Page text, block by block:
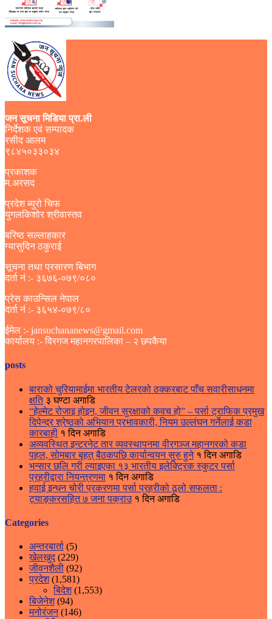
जन सूचना मिडिया प्रा.ली
निर्देशक एवं सम्पादक
रसीद आलम
९८४५०३३०३४
प्रकाशक
म.अरसद
प्रदेश ब्युरो चिफ
युगलकिशोर श्रीवास्तव
बरिष्ठ सल्लाहकार
ग्यासुदिन ठकुराई
सूचना तथा प्रसारण बिभाग
दर्ता नं :- ३६७६-०७९/०८०
प्रेस काउन्सिल नेपाल
दर्ता नं :- ३६५४-०७९/८०
ईमेल :- jansuchananews@gmail.com
कार्यालय :- विरगज महानगरपालिका – २ छपकैया
posts
बाराको चुरियामाईमा भारतीय टेलरको ठक्करबाट पाँच सवारीसाधनमा
क्षति ३ घण्टा अगाडि
“हेल्मेट रोजाइ होइन, जीवन सुरक्षाको कवच हो” – पर्सा ट्राफिक प्रमुख
दिपेन्द्र श्रेष्ठको अभियान प्रभावकारी, नियम उल्लंघन गर्नेलाई कडा
कारबाही १ दिन अगाडि
अव्यवस्थित इन्टरनेट तार व्यवस्थापनमा वीरगञ्ज महानगरको कडा
पहल, सोमबार बृहत् बैठकपछि कार्यान्वयन सुरु हुने १ दिन अगाडि
भन्सार छलि गरी ल्याइएका १३ भारतीय इलेक्ट्रिक स्कुटर पर्सा
प्रहरीद्वारा नियन्त्रणमा १ दिन अगाडि
हवाई इन्धन चोरी प्रकरणमा पर्सा प्रहरीको ठूलो सफलता :
ट्याङ्करसहित ७ जना पक्राउ १ दिन अगाडि
Categories
अन्तरबार्ता (5)
खेलखुद(229)
जीवनशैली (92)
प्रदेश(1,581)
बिदेश(1,553)
बिजेनेश(94)
मनोरंजन(146)